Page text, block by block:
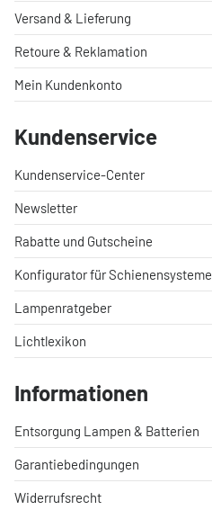
Versand & Lieferung
Retoure & Reklamation
Mein Kundenkonto
Kundenservice
Kundenservice-Center
Newsletter
Rabatte und Gutscheine
Konfigurator für Schienensysteme
Lampenratgeber
Lichtlexikon
Informationen
Entsorgung Lampen & Batterien
Garantiebedingungen
Widerrufsrecht